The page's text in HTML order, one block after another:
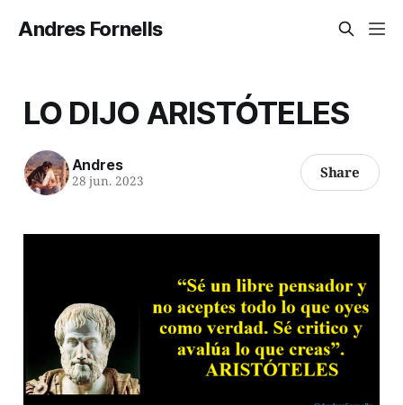
Andres Fornells
LO DIJO ARISTÓTELES
Andres
28 jun. 2023 Share